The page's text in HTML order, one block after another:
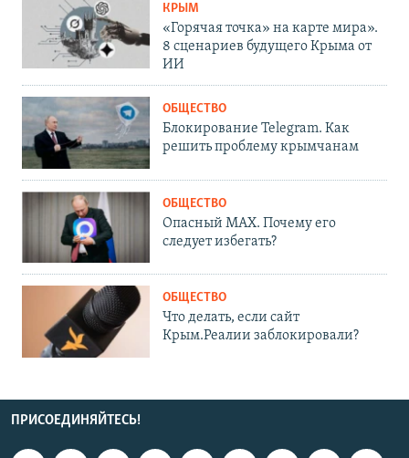
КРЫМ
«Горячая точка» на карте мира».
8 сценариев будущего Крыма от
ИИ
ОБЩЕСТВО
Блокирование Telegram. Как
решить проблему крымчанам
ОБЩЕСТВО
Опасный MAX. Почему его
следует избегать?
ОБЩЕСТВО
Что делать, если сайт
Крым.Реалии заблокировали?
ПРИСОЕДИНЯЙТЕСЬ!